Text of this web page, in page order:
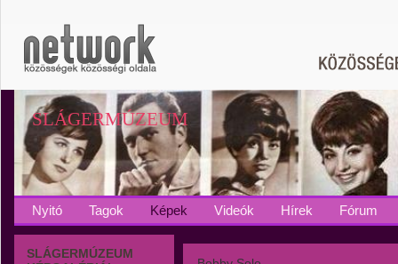
SLÁGERMÚZEUM
Nyitó Tagok Képek Videók Hírek Fórum
SLÁGERMÚZEUM